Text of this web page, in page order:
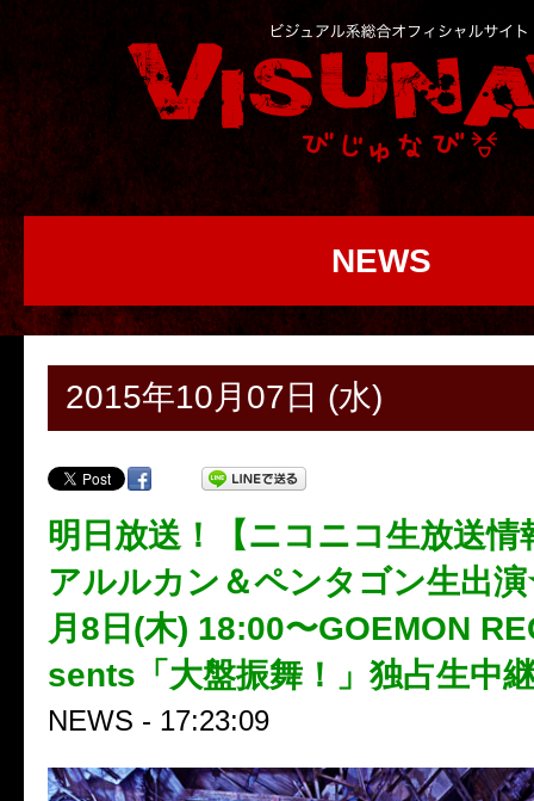
NEWS
2015年10月07日 (水)
明日放送！【ニコニコ生放送
アルルカン＆ペンタゴン生出
月8日(木) 18:00〜GOEMON
sents「大盤振舞！」独占生中
NEWS - 17:23:09